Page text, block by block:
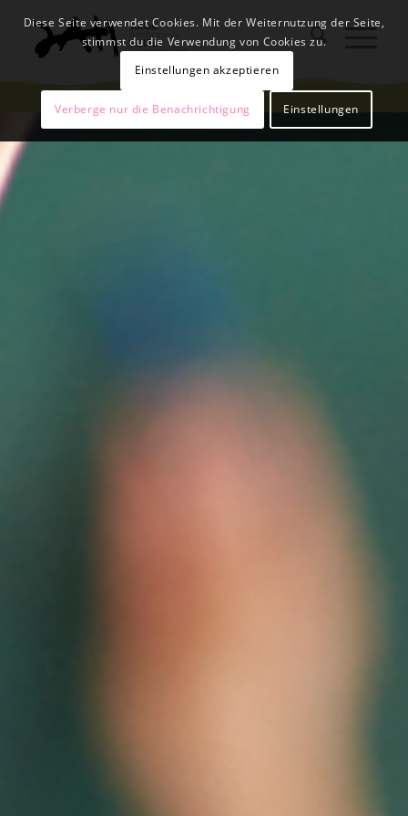
Diese Seite verwendet Cookies. Mit der Weiternutzung der Seite,
stimmst du die Verwendung von Cookies zu.
Einstellungen akzeptieren
Verberge nur die Benachrichtigung Einstellungen